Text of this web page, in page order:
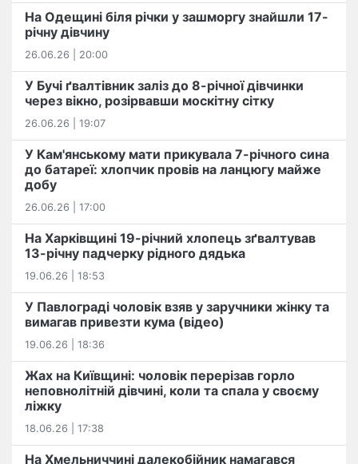
На Одещині біля річки у зашморгу знайшли 17-
річну дівчину
26.06.26 | 20:00
У Бучі ґвалтівник заліз до 8-річної дівчинки
через вікно, розірвавши москітну сітку
26.06.26 | 19:07
У Кам'янському мати прикувала 7-річного сина
до батареї: хлопчик провів на ланцюгу майже
добу
26.06.26 | 17:00
На Харківщині 19-річний хлопець​ ️зґвалтував
13-річну падчерку рідного дядька
19.06.26 | 18:53
У Павлограді чоловік взяв у заручники жінку та
вимагав привезти кума (відео)
19.06.26 | 18:36
Жах на Київщині: чоловік перерізав горло
неповнолітній дівчині, коли та спала у своєму
ліжку
18.06.26 | 17:38
На Хмельниччині далекобійник намагався